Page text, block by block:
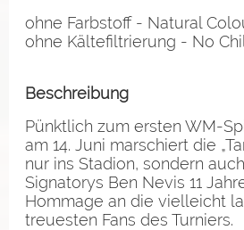
ohne Farbstoff - Natural
ohne Kältefiltrierung - No
Beschreibung
Pünktlich zum ersten WM-
am 14. Juni marschiert die
nur ins Stadion, sondern
Signatorys Ben Nevis 11
Hommage an die vielleicht
treuesten Fans des Turniers.